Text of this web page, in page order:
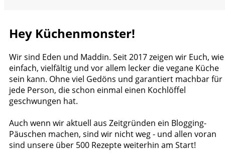
Hey Küchenmonster!
Wir sind Eden und Maddin. Seit 2017 zeigen wir Euch, wie
einfach, vielfältig und vor allem lecker die vegane Küche
sein kann. Ohne viel Gedöns und garantiert machbar für
jede Person, die schon einmal einen Kochlöffel
geschwungen hat.
Auch wenn wir aktuell aus Zeitgründen ein Blogging-
Päuschen machen, sind wir nicht weg - und allen voran
sind unsere über 500 Rezepte weiterhin am Start!